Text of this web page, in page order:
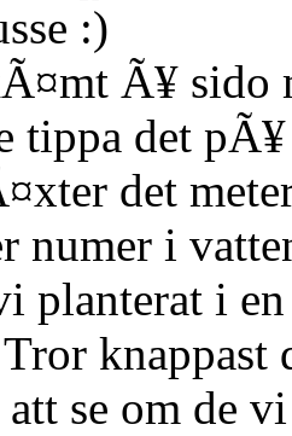
Ã¥ sido
tippa det
det
numer i
planterat i
knappast
att se om de